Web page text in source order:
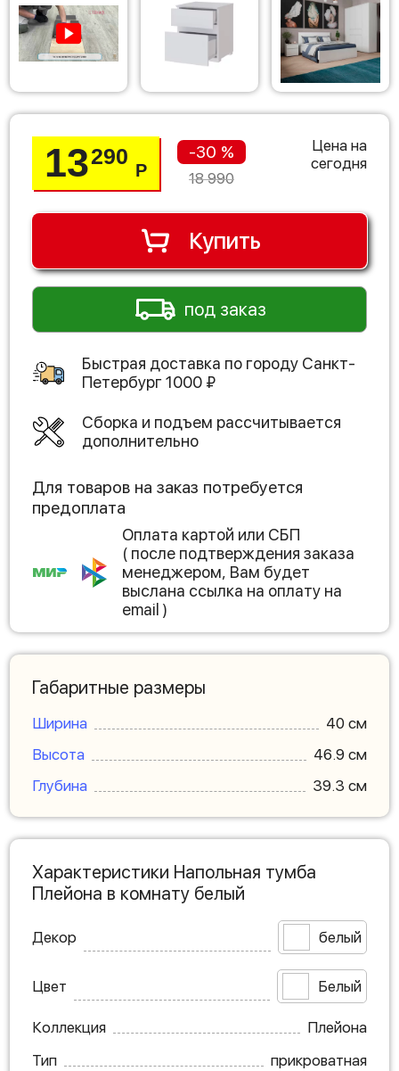
13290
Р
-30 %
18 990
Цена на
сегодня
Купить
под заказ
Быстрая доставка по городу Санкт-
Петербург1000 ₽
Сборка и подъем рассчитывается
дополнительно
Для товаров на заказ потребуется
предоплата
Оплата картой или СБП
( после подтверждения заказа
менеджером, Вам будет
выслана ссылка на оплату на
email )
Габаритные размеры
Ширина
40 см
Высота
46.9 см
Глубина
39.3 см
Характеристики Напольная тумба
Плейона в комнату белый
Декор белый
Цвет Белый
Коллекция
Плейона
Тип
прикроватная